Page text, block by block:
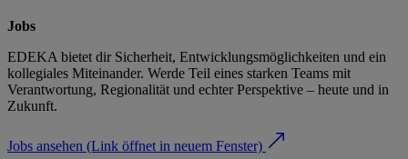
Jobs
EDEKA bietet dir Sicherheit, Entwicklungsmöglichkeiten und ein
kollegiales Miteinander. Werde Teil eines starken Teams mit
Verantwortung, Regionalität und echter Perspektive – heute und in
Zukunft.
Jobs ansehen (Link öffnet in neuem Fenster)